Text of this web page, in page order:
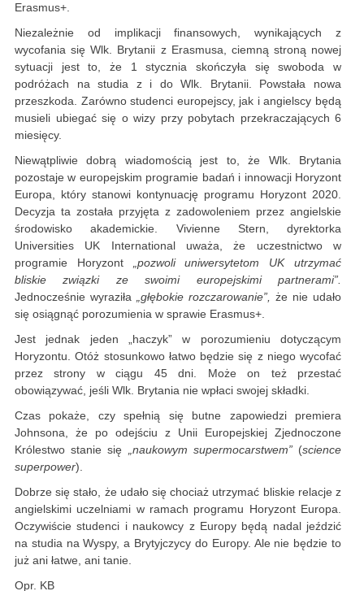
Erasmus+.
Niezależnie od implikacji finansowych, wynikających z
wycofania się Wlk. Brytanii z Erasmusa, ciemną stroną nowej
sytuacji jest to, że 1 stycznia skończyła się swoboda w
podróżach na studia z i do Wlk. Brytanii. Powstała nowa
przeszkoda. Zarówno studenci europejscy, jak i angielscy będą
musieli ubiegać się o wizy przy pobytach przekraczających 6
miesięcy.
Niewątpliwie dobrą wiadomością jest to, że Wlk. Brytania
pozostaje w europejskim programie badań i innowacji Horyzont
Europa, który stanowi kontynuację programu Horyzont 2020.
Decyzja ta została przyjęta z zadowoleniem przez angielskie
środowisko akademickie. Vivienne Stern, dyrektorka
Universities UK International uważa, że uczestnictwo w
programie Horyzont „pozwoli uniwersytetom UK utrzymać
bliskie związki ze swoimi europejskimi partnerami”.
Jednocześnie wyraziła „głębokie rozczarowanie”, że nie udało
się osiągnąć porozumienia w sprawie Erasmus+.
Jest jednak jeden „haczyk” w porozumieniu dotyczącym
Horyzontu. Otóż stosunkowo łatwo będzie się z niego wycofać
przez strony w ciągu 45 dni. Może on też przestać
obowiązywać, jeśli Wlk. Brytania nie wpłaci swojej składki.
Czas pokaże, czy spełnią się butne zapowiedzi premiera
Johnsona, że po odejściu z Unii Europejskiej Zjednoczone
Królestwo stanie się „naukowym supermocarstwem”(science
superpower).
Dobrze się stało, że udało się chociaż utrzymać bliskie relacje z
angielskimi uczelniami w ramach programu Horyzont Europa.
Oczywiście studenci i naukowcy z Europy będą nadal jeździć
na studia na Wyspy, a Brytyjczycy do Europy. Ale nie będzie to
już ani łatwe, ani tanie.
Opr. KB